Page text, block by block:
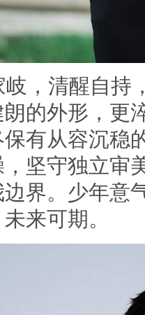
岐，清醒自持
的外形，更
有从容沉稳
坚守独立审
界。少年意
来可期。